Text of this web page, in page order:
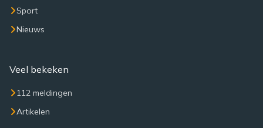
Sport
Nieuws
Veel bekeken
112 meldingen
Artikelen